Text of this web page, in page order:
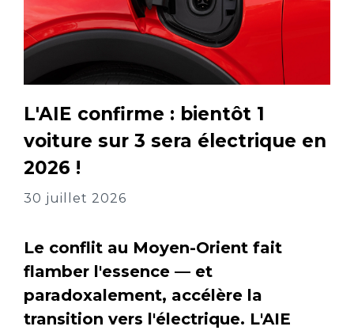
L'AIE confirme : bientôt 1
voiture sur 3 sera électrique en
2026 !
30 juillet 2026
Le conflit au Moyen-Orient fait
flamber l'essence — et
paradoxalement, accélère la
transition vers l'électrique. L'AIE